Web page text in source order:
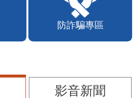
防詐騙專區
影音新聞